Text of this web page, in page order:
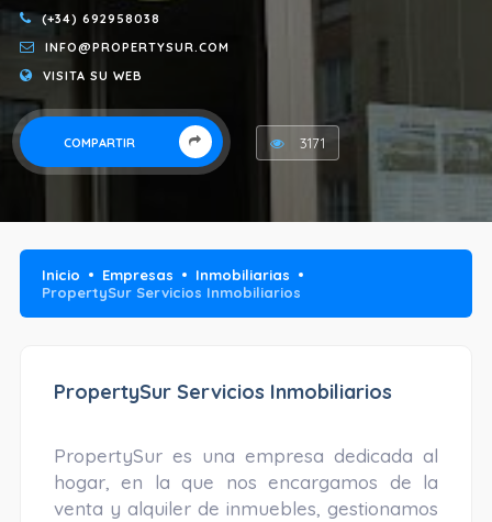
(+34) 692958038
INFO@PROPERTYSUR.COM
VISITA SU WEB
COMPARTIR 3171
Inicio Empresas
Inmobiliarias
PropertySur Servicios Inmobiliarios
PropertySur Servicios Inmobiliarios
PropertySur es una empresa dedicada al
hogar, en la que nos encargamos de la
venta y alquiler de inmuebles, gestionamos